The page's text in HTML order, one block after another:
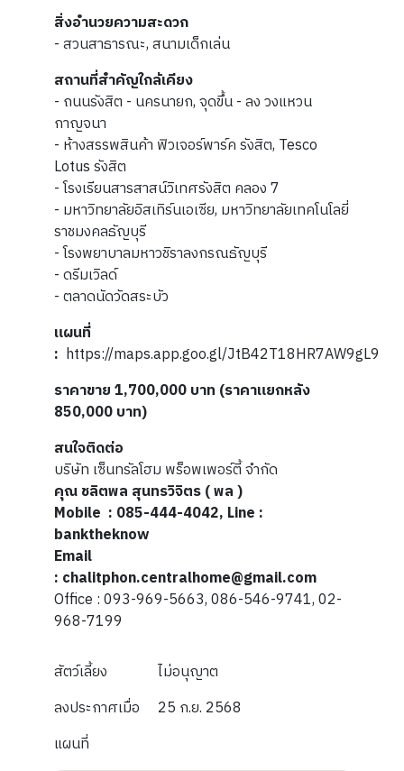
สิ่งอำนวยความสะดวก
- สวนสาธารณะ, สนามเด็กเล่น
สถานที่สำคัญใกล้เคียง
- ถนนรังสิต - นครนายก, จุดขึ้น - ลง วงแหวน
กาญจนา
- ห้างสรรพสินค้า ฟิวเจอร์พาร์ค รังสิต, Tesco
Lotus รังสิต
- โรงเรียนสารสาสน์วิเทศรังสิต คลอง 7
- มหาวิทยาลัยอิสเทิร์นเอเซีย, มหาวิทยาลัยเทคโนโลยี่
ราชมงคลธัญบุรี
- โรงพยาบาลมหาวชิราลงกรณธัญบุรี
- ดรีมเวิลด์
- ตลาดนัดวัดสระบัว
แผนที่
: https://maps.app.goo.gl/JtB42T18HR7AW9gL9
ราคาขาย 1,700,000 บาท (ราคาแยกหลัง
850,000 บาท)
สนใจติดต่อ
บริษัท เซ็นทรัลโฮม พร็อพเพอร์ตี้ จำกัด
คุณ ชลิตพล สุนทรวิจิตร ( พล )
Mobile : 085-444-4042, Line :
banktheknow
Email
: chalitphon.centralhome@gmail.com
Office : 093-969-5663, 086-546-9741, 02-
968-7199
สัตว์เลี้ยง
ไม่อนุญาต
ลงประกาศเมื่อ
25 ก.ย. 2568
แผนที่